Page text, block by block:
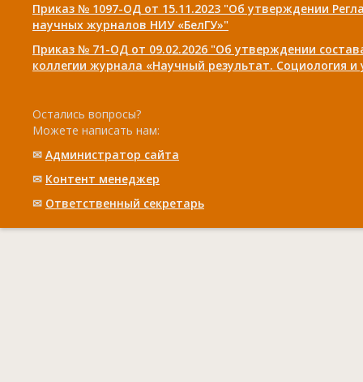
Приказ № 1097-ОД от 15.11.2023 "Об утверждении
научных журналов НИУ «БелГУ»"
Приказ № 71-ОД от 09.02.2026 "Об утверждении
коллегии журнала «Научный результат. Социология и
Остались вопросы?
Можете написать нам:
✉ Администратор сайта
✉ Контент менеджер
✉ Ответственный cекретарь